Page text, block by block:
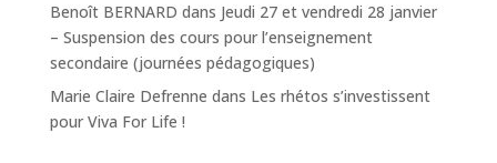
Benoît BERNARD dans Jeudi 27 et vendredi 28 janvier
– Suspension des cours pour l’enseignement
secondaire (journées pédagogiques)
Marie Claire Defrenne dans Les rhétos s’investissent
pour Viva For Life !